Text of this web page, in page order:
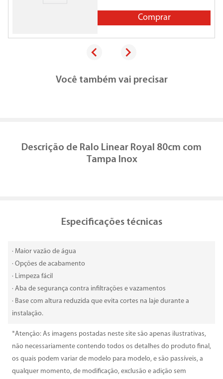
Comprar
Você também vai precisar
Descrição de Ralo Linear Royal 80cm com
Tampa Inox
Especificações técnicas
· Maior vazão de água
· Opções de acabamento
· Limpeza fácil
· Aba de segurança contra infiltrações e vazamentos
· Base com altura reduzida que evita cortes na laje durante a
instalação.
*Atenção: As imagens postadas neste site são apenas ilustrativas,
não necessariamente contendo todos os detalhes do produto final,
os quais podem variar de modelo para modelo, e são passíveis, a
qualquer momento, de modificação, exclusão e adição sem